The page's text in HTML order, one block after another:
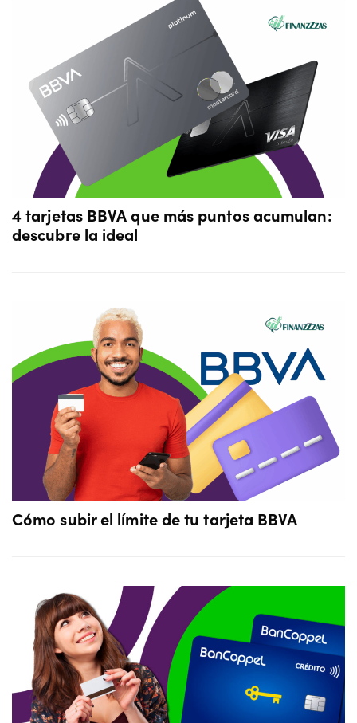
4 tarjetas BBVA que más puntos acumulan:
descubre la ideal
Cómo subir el límite de tu tarjeta BBVA